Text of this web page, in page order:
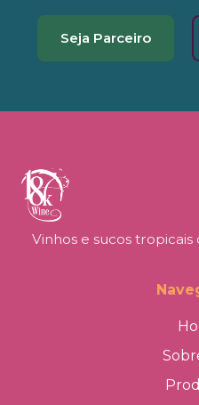
Seja Parceiro
Vinhos e sucos tropicais